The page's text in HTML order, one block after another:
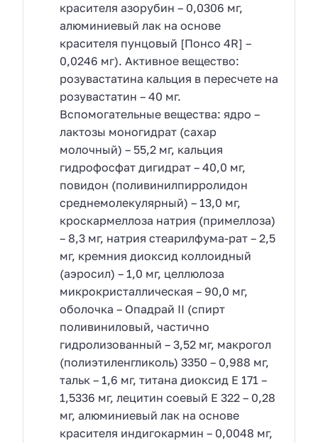
красителя азорубин – 0,0306 мг,
алюминиевый лак на основе
красителя пунцовый [Понсо 4R] –
0,0246 мг). Активное вещество:
розувастатина кальция в пересчете на
розувастатин – 40 мг.
Вспомогательные вещества: ядро –
лактозы моногидрат (сахар
молочный) – 55,2 мг, кальция
гидрофосфат дигидрат – 40,0 мг,
повидон (поливинилпирролидон
среднемолекулярный) – 13,0 мг,
кроскармеллоза натрия (примеллоза)
– 8,3 мг, натрия стеарилфума-рат – 2,5
мг, кремния диоксид коллоидный
(аэросил) – 1,0 мг, целлюлоза
микрокристаллическая – 90,0 мг,
оболочка – Опадрай II (спирт
поливиниловый, частично
гидролизованный – 3,52 мг, макрогол
(полиэтиленгликоль) 3350 – 0,988 мг,
тальк – 1,6 мг, титана диоксид Е 171 –
1,5336 мг, лецитин соевый Е 322 – 0,28
мг, алюминиевый лак на основе
красителя индигокармин – 0,0048 мг,